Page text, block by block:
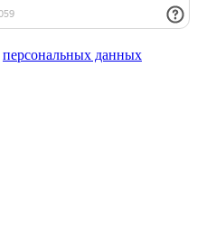
персональных данных